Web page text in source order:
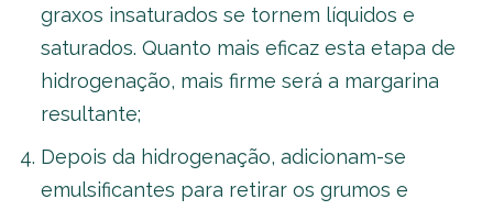
graxos insaturados se tornem líquidos e
saturados. Quanto mais eficaz esta etapa de
hidrogenação, mais firme será a margarina
resultante;
Depois da hidrogenação, adicionam-se
emulsificantes para retirar os grumos e